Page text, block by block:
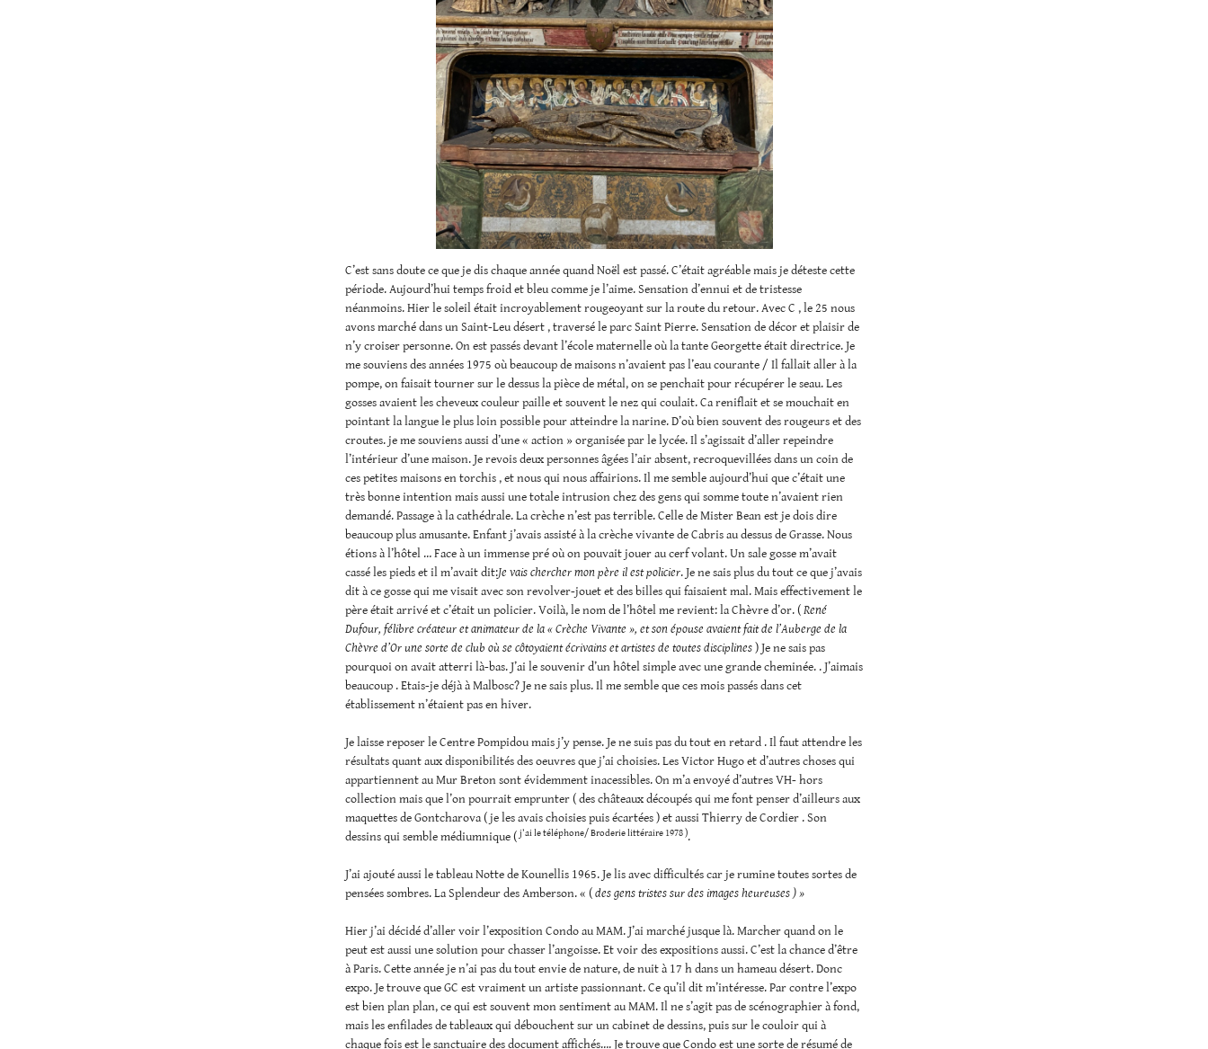
C’est sans doute ce que je dis chaque année quand Noël est passé. C’était agréable mais je déteste cette
période. Aujourd’hui temps froid et bleu comme je l’aime. Sensation d’ennui et de tristesse
néanmoins. Hier le soleil était incroyablement rougeoyant sur la route du retour. Avec C , le 25 nous
avons marché dans un Saint-Leu désert , traversé le parc Saint Pierre. Sensation de décor et plaisir de
n’y croiser personne. On est passés devant l’école maternelle où la tante Georgette était directrice. Je
me souviens des années 1975 où beaucoup de maisons n’avaient pas l’eau courante / Il fallait aller à la
pompe, on faisait tourner sur le dessus la pièce de métal, on se penchait pour récupérer le seau. Les
gosses avaient les cheveux couleur paille et souvent le nez qui coulait. Ca reniflait et se mouchait en
pointant la langue le plus loin possible pour atteindre la narine. D’où bien souvent des rougeurs et des
croutes. je me souviens aussi d’une « action » organisée par le lycée. Il s’agissait d’aller repeindre
l’intérieur d’une maison. Je revois deux personnes âgées l’air absent, recroquevillées dans un coin de
ces petites maisons en torchis , et nous qui nous affairions. Il me semble aujourd’hui que c’était une
très bonne intention mais aussi une totale intrusion chez des gens qui somme toute n’avaient rien
demandé. Passage à la cathédrale. La crèche n’est pas terrible. Celle de Mister Bean est je dois dire
beaucoup plus amusante. Enfant j’avais assisté à la crèche vivante de Cabris au dessus de Grasse. Nous
étions à l’hôtel … Face à un immense pré où on pouvait jouer au cerf volant. Un sale gosse m’avait
cassé les pieds et il m’avait dit:Je vais chercher mon père il est policier. Je ne sais plus du tout ce que j’avais
dit à ce gosse qui me visait avec son revolver-jouet et des billes qui faisaient mal. Mais effectivement le
père était arrivé et c’était un policier. Voilà, le nom de l’hôtel me revient: la Chèvre d’or. (René
Dufour, félibre créateur et animateur de la « Crèche Vivante », et son épouse avaient fait de l’Auberge de la
Chèvre d’Or une sorte de club où se côtoyaient écrivains et artistes de toutes disciplines ) Je ne sais pas
pourquoi on avait atterri là-bas. J’ai le souvenir d’un hôtel simple avec une grande cheminée. . J’aimais
beaucoup . Etais-je déjà à Malbosc? Je ne sais plus. Il me semble que ces mois passés dans cet
établissement n’étaient pas en hiver.
Je laisse reposer le Centre Pompidou mais j’y pense. Je ne suis pas du tout en retard . Il faut attendre les
résultats quant aux disponibilités des oeuvres que j’ai choisies. Les Victor Hugo et d’autres choses qui
appartiennent au Mur Breton sont évidemment inacessibles. On m’a envoyé d’autres VH- hors
collection mais que l’on pourrait emprunter ( des châteaux découpés qui me font penser d’ailleurs aux
maquettes de Gontcharova ( je les avais choisies puis écartées ) et aussi Thierry de Cordier . Son
dessins qui semble médiumnique (j’ai le téléphone/ Broderie littéraire 1978 ).
J’ai ajouté aussi le tableau Notte de Kounellis 1965. Je lis avec difficultés car je rumine toutes sortes de
pensées sombres. La Splendeur des Amberson. « (des gens tristes sur des images heureuses ) »
Hier j’ai décidé d’aller voir l’exposition Condo au MAM. J’ai marché jusque là. Marcher quand on le
peut est aussi une solution pour chasser l’angoisse. Et voir des expositions aussi. C’est la chance d’être
à Paris. Cette année je n’ai pas du tout envie de nature, de nuit à 17 h dans un hameau désert. Donc
expo. Je trouve que GC est vraiment un artiste passionnant. Ce qu’il dit m’intéresse. Par contre l’expo
est bien plan plan, ce qui est souvent mon sentiment au MAM. Il ne s’agit pas de scénographier à fond,
mais les enfilades de tableaux qui débouchent sur un cabinet de dessins, puis sur le couloir qui à
chaque fois est le sanctuaire des document affichés…. Je trouve que Condo est une sorte de résumé de